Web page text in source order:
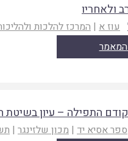
ולאחריו
עוז א | המרכז להלכות
התפילה – עיון בשיטת
ספר אסיא יד | מכון שלזינגר |